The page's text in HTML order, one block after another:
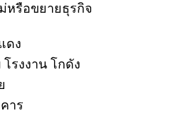
หรือขยายธุรกิจ
ดง
รงงาน โกดัง
าร